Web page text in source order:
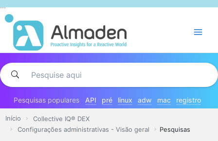
...Pular
para
conteúdo
Pesquisas populares API pré linux adw mac registro
Início
Collective IQ® DEX
Configurações administrativas - Visão geral
Pesquisas